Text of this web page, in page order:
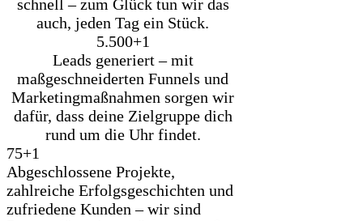
schnell – zum Glück tun wir das
auch, jeden Tag ein Stück.
5.500+1
Leads generiert – mit
maßgeschneiderten Funnels und
Marketingmaßnahmen sorgen wir
dafür, dass deine Zielgruppe dich
rund um die Uhr findet.
75+1
Abgeschlossene Projekte,
zahlreiche Erfolgsgeschichten und
zufriedene Kunden – wir sind